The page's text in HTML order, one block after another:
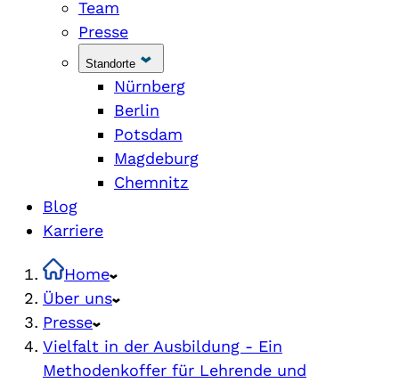
Team
Presse
Standorte
Nürnberg
Berlin
Potsdam
Magdeburg
Chemnitz
Blog
Karriere
Home
Über uns
Presse
Vielfalt in der Ausbildung - Ein
Methodenkoffer für Lehrende und